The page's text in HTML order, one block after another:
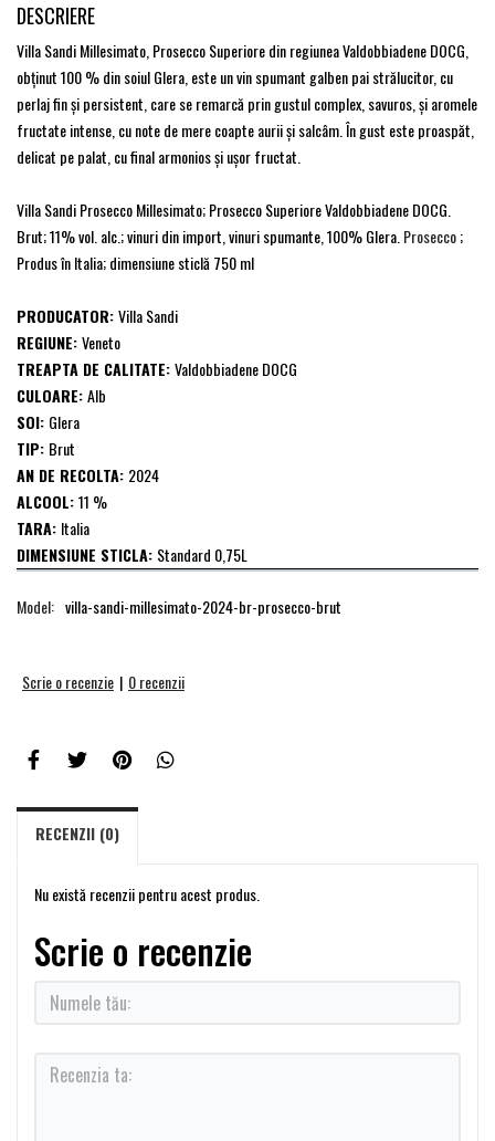
DESCRIERE
Villa Sandi Millesimato, Prosecco Superiore din regiunea Valdobbiadene DOCG,
obținut 100 % din soiul Glera, este un vin spumant galben pai strălucitor, cu
perlaj fin și persistent, care se remarcă prin gustul complex, savuros, și aromele
fructate intense, cu note de mere coapte aurii și salcâm. În gust este proaspăt,
delicat pe palat, cu final armonios și ușor fructat.
Villa Sandi Prosecco Millesimato; Prosecco Superiore Valdobbiadene DOCG.
Brut; 11% vol. alc.; vinuri din import, vinuri spumante, 100% Glera. Prosecco;
Produs în Italia; dimensiune sticlă 750 ml
PRODUCATOR:Villa Sandi
REGIUNE:Veneto
TREAPTA DE CALITATE:Valdobbiadene DOCG
CULOARE:Alb
SOI: Glera
TIP: Brut
AN DE RECOLTA: 2024
ALCOOL:11 %
TARA: Italia
DIMENSIUNE STICLA: Standard 0,75L
Model: villa-sandi-millesimato-2024-br-prosecco-brut
Scrie o recenzie | 0 recenzii
RECENZII (0)
Nu există recenzii pentru acest produs.
Scrie o recenzie